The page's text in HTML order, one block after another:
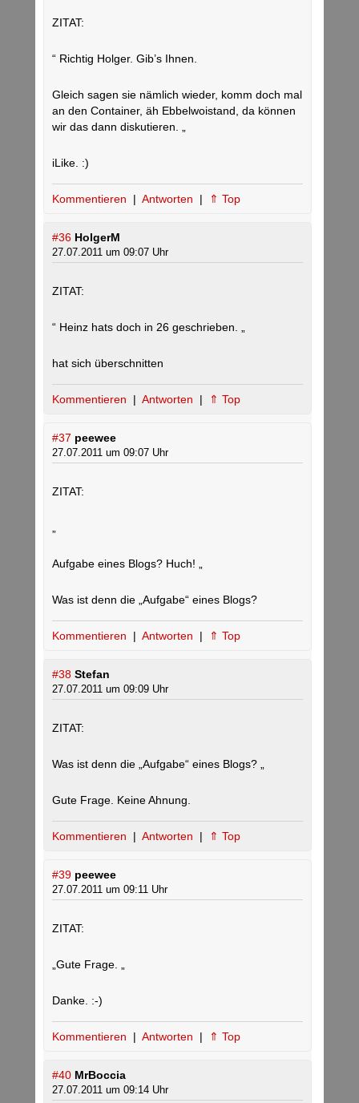
ZITAT:
“ Richtig Holger. Gib’s Ihnen.
Gleich sagen sie nämlich wieder, komm doch mal
an den Container, äh Ebbelwoistand, da können
wir das dann diskutieren. „
iLike. :)
Kommentieren | Antworten | ⇑ Top
#36 HolgerM
27.07.2011 um 09:07 Uhr
ZITAT:
“ Heinz hats doch in 26 geschrieben. „
hat sich überschnitten
Kommentieren | Antworten | ⇑ Top
#37 peewee
27.07.2011 um 09:07 Uhr
ZITAT:
Aufgabe eines Blogs? Huch! „
Was ist denn die „Aufgabe“ eines Blogs?
Kommentieren | Antworten | ⇑ Top
#38 Stefan
27.07.2011 um 09:09 Uhr
ZITAT:
Was ist denn die „Aufgabe“ eines Blogs? „
Gute Frage. Keine Ahnung.
Kommentieren | Antworten | ⇑ Top
#39 peewee
27.07.2011 um 09:11 Uhr
ZITAT:
„Gute Frage. „
Danke. :-)
Kommentieren | Antworten | ⇑ Top
#40 MrBoccia
27.07.2011 um 09:14 Uhr